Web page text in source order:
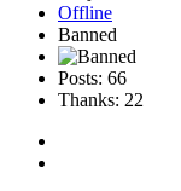
Offline
Banned
Posts: 66
Thanks: 22